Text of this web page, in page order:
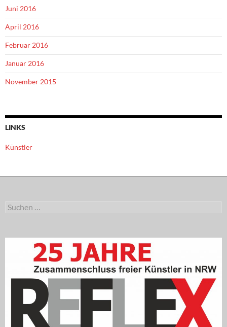
Juni 2016
April 2016
Februar 2016
Januar 2016
November 2015
LINKS
Künstler
Suchen